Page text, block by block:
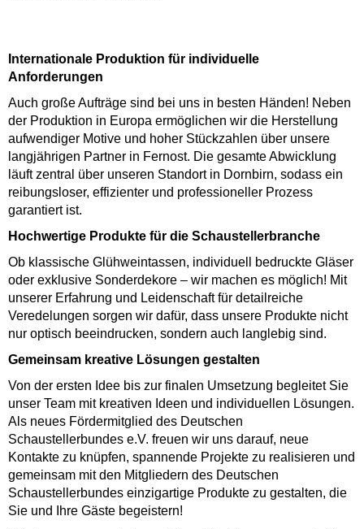
Internationale Produktion für individuelle
Anforderungen
Auch große Aufträge sind bei uns in besten Händen! Neben
der Produktion in Europa ermöglichen wir die Herstellung
aufwendiger Motive und hoher Stückzahlen über unsere
langjährigen Partner in Fernost. Die gesamte Abwicklung
läuft zentral über unseren Standort in Dornbirn, sodass ein
reibungsloser, effizienter und professioneller Prozess
garantiert ist.
Hochwertige Produkte für die Schaustellerbranche
Ob klassische Glühweintassen, individuell bedruckte Gläser
oder exklusive Sonderdekore – wir machen es möglich! Mit
unserer Erfahrung und Leidenschaft für detailreiche
Veredelungen sorgen wir dafür, dass unsere Produkte nicht
nur optisch beeindrucken, sondern auch langlebig sind.
Gemeinsam kreative Lösungen gestalten
Von der ersten Idee bis zur finalen Umsetzung begleitet Sie
unser Team mit kreativen Ideen und individuellen Lösungen.
Als neues Fördermitglied des Deutschen
Schaustellerbundes e.V. freuen wir uns darauf, neue
Kontakte zu knüpfen, spannende Projekte zu realisieren und
gemeinsam mit den Mitgliedern des Deutschen
Schaustellerbundes einzigartige Produkte zu gestalten, die
Sie und Ihre Gäste begeistern!